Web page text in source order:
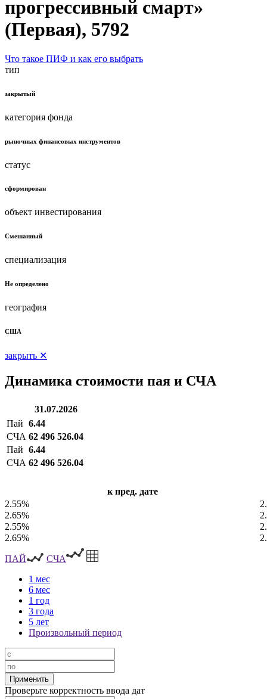
прогрессивный смарт»
(Первая), 5792
Что такое ПИФ и как его выбрать
тип
закрытый
категория фонда
рыночных финансовых инструментов
статус
сформирован
объект инвестирования
Смешанный
специализация
Не определено
география
США
закрыть ✕
Динамика стоимости пая и СЧА
31.07.2026
Пай 6.44
СЧА 62 496 526.04
Пай 6.44
СЧА 62 496 526.04
к пред. дате
2.55%
2.65%
2.55%
2.65%
ПАЙ
СЧА
1 мес
6 мес
1 год
3 года
5 лет
Произвольный период
Проверьте корректность ввода дат